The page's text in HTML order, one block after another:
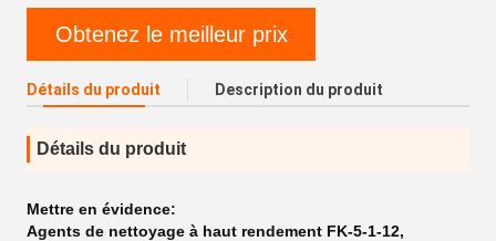
Obtenez le meilleur prix
Détails du produit Description du produit
Détails du produit
Mettre en évidence:
Agents de nettoyage à haut rendement FK-5-1-12,